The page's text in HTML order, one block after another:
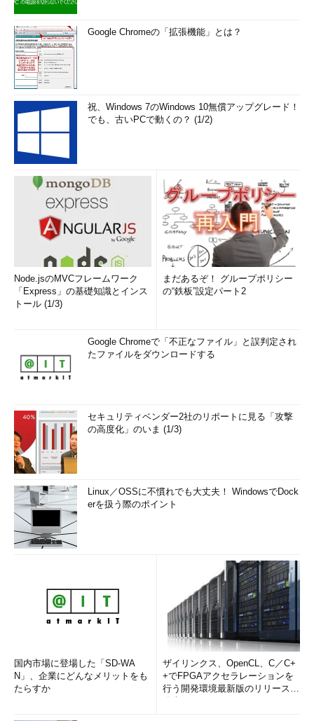
ッグデータの活用に必要なハードウェア処理性能も増えているこ
なんでも3000台のHadoopクラスタをわずか8カ月で使い切って
しまったそうです。
Project仕様の大規模インフラ基盤を
構築
こうした課題解決のためのチューニングや、OCPに準拠したハ
ードウェアを用いるといった各種の最適化を図りつつ、遠藤氏は
今後を見据えたアプローチも示しました。「これからは“USE”か
ら“MAKE”へ」──。ユーザー企業も、使うだけではなく開発にも
積極的に関わる。開発に携わることで、自らが抱える課題を根源
的に解決するという考え方です。何よりも「コミュニティーに貢
Sparkは、テイラー・スウィフトか北川景子か
Google Chromeの「拡張機能」とは？
祝、Windows 7のWindows 10無償アップグレード！
でも、古いPCで動くの？ (1/2)
Node.jsのMVCフレームワーク
「Express」の基礎知識とインス
トール (1/3)
まだあるぞ！ グループポリシー
の“鉄板”設定パート2
Google Chromeで「不正なファイル」と誤判定され
たファイルをダウンロードする
セキュリティベンダー2社のリポートに見る「攻撃
の高度化」のいま (1/3)
Linux／OSSに不慣れでも大丈夫！ WindowsでDock
erを扱う際のポイント
国内市場に登場した「SD-WA
N」、企業にどんなメリットをも
たらすか
ザイリンクス、OpenCL、C／C+
+でFPGAアクセラレーションを
行う開発環境最新版のリリースを